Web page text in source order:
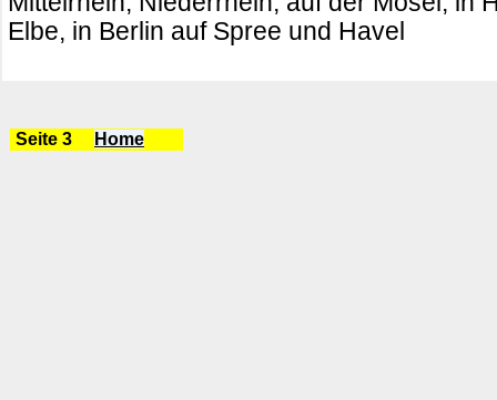
Elbe, in Berlin auf Spree und Havel
Seite 3 Home